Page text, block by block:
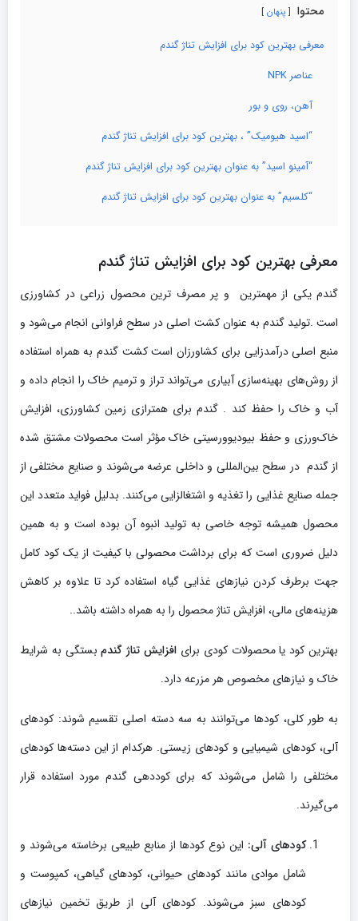
محتوا پنهان
معرفی بهترین کود برای افزایش تناژ گندم
عناصر NPK
آهن، روی و بور
“اسید هیومیک” ، بهترین کود برای افزایش تناژ گندم
“آمینو اسید” به عنوان بهترین کود برای افزایش تناژ گندم
“کلسیم” به عنوان بهترین کود برای افزایش تناژ گندم
معرفی بهترین کود برای افزایش تناژ گندم
گندم یکی از مهمترین و پر مصرف ترین محصول زراعی در کشاورزی
است .تولید گندم به عنوان کشت اصلی در سطح فراوانی انجام می‌شود و
منبع اصلی درآمدزایی برای کشاورزان است کشت گندم به همراه استفاده
از روش‌های بهینه‌سازی آبیاری می‌تواند تراز و ترمیم خاک را انجام داده و
آب و خاک را حفظ کند . گندم برای همترازی زمین کشاورزی، افزایش
خاک‌ورزی و حفظ بیودیوورسیتی خاک مؤثر است محصولات مشتق شده
از گندم در سطح بین‌المللی و داخلی عرضه می‌شوند و صنایع مختلفی از
جمله صنایع غذایی را تغذیه و اشتغالزایی می‌کنند. بدلیل فواید متعدد این
محصول همیشه توجه خاصی به تولید انبوه آن بوده است و به همین
دلیل ضروری است که برای برداشت محصولی با کیفیت از یک کود کامل
جهت برطرف کردن نیازهای غذایی گیاه استفاده کرد تا علاوه بر کاهش
هزینه‌های مالی، افزایش تناژ محصول را به همراه داشته باشد..
بهترین کود یا محصولات کودی برای افزایش تناژ گندمبستگی به شرایط
خاک و نیازهای مخصوص هر مزرعه دارد.
به طور کلی، کودها می‌توانند به سه دسته اصلی تقسیم شوند: کودهای
آلی، کودهای شیمیایی و کودهای زیستی. هرکدام از این دسته‌ها کودهای
مختلفی را شامل می‌شوند که برای کوددهی گندم مورد استفاده قرار
می‌گیرند.
کودهای آلی: این نوع کودها از منابع طبیعی برخاسته می‌شوند و
شامل موادی مانند کودهای حیوانی، کودهای گیاهی، کمپوست و
کودهای سبز می‌شوند. کودهای آلی از طریق تخمین نیازهای